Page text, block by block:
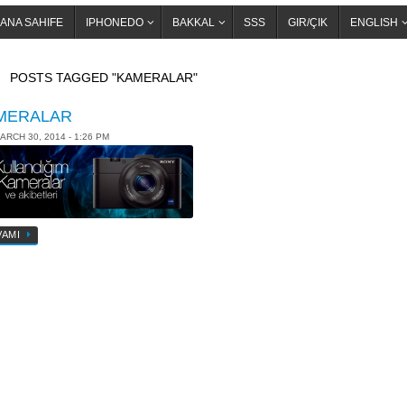
ANA SAHIFE IPHONEDO BAKKAL SSS GIR/ÇIK ENGLISH
POSTS TAGGED "KAMERALAR"
30, 2014 - 1:26 PM